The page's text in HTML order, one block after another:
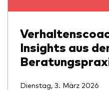
Insights aus
Dienstag, 3. März 2026